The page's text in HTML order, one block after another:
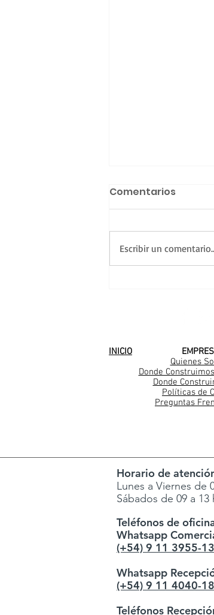
Comentarios
Escribir un
INICIO
Quienes
Donde
Donde
Políticas de
Preguntas
Horario de
Lunes a Viernes de
Sábados de 09 a 13
Teléfonos de
Whatsapp
(+54) 9 11 3955-
Whatsapp
(+54) 9 11 4040-
Teléfonos